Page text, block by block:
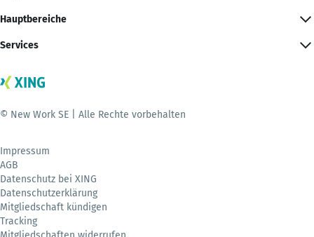
Hauptbereiche
Services
© New Work SE | Alle Rechte vorbehalten
Impressum
AGB
Datenschutz bei XING
Datenschutzerklärung
Mitgliedschaft kündigen
Tracking